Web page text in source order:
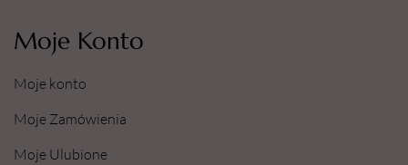
Moje Konto
Moje konto
Moje Zamówienia
Moje Ulubione